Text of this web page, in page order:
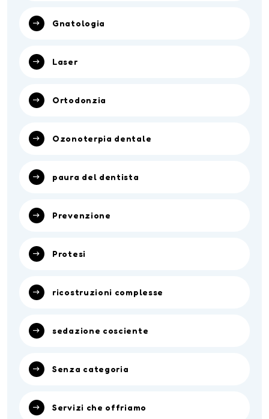
Gnatologia
Laser
Ortodonzia
Ozonoterpia dentale
paura del dentista
Prevenzione
Protesi
ricostruzioni complesse
sedazione cosciente
Senza categoria
Servizi che offriamo